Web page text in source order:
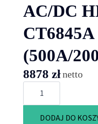
AC/DC
CT6845A
(500A/
8878 zł netto
ilość
Cęgowa
prądowa
AC/DCDODAJ DO